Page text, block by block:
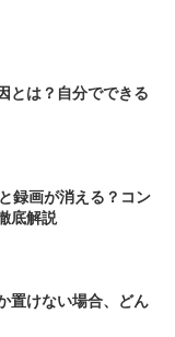
とは？自分でできる
録画が消える？コン
底解説
置けない場合、どん